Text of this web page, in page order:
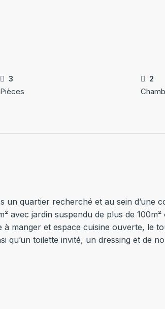
3
Pièces
2
un quartier recherché et au sein d’une
avec jardin suspendu de plus de
manger et espace cuisine ouverte, le
qu’un toilette invité, un dressing et de